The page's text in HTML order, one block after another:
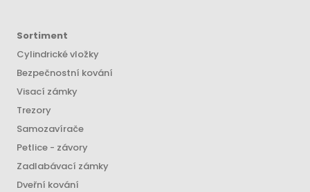
Sortiment
Cylindrické vložky
Bezpečnostní kování
Visací zámky
Trezory
Samozavírače
Petlice - závory
Zadlabávací zámky
Dveřní kování